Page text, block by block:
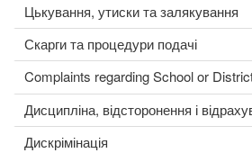
Цькування, утиски та залякування
Скарги та процедури подачі
Complaints regarding School or
Дисципліна, відсторонення і
Дискрімінація